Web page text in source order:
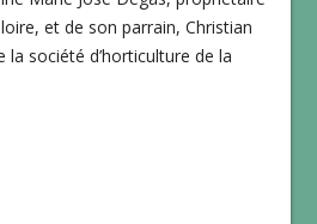
et de son parrain, Christian
société d’horticulture de la